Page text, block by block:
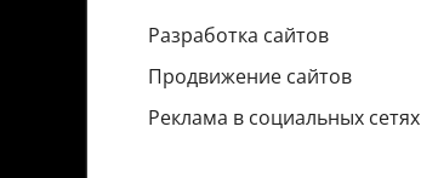
Разработка сайтов
Продвижение сайтов
Реклама в социальных сетях